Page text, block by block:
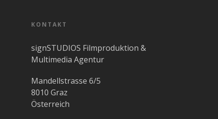
KONTAKT
signSTUDIOS Filmproduktion &
Multimedia Agentur
Mandellstrasse 6/5
8010 Graz
Österreich